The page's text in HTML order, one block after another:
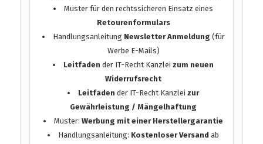
Muster für den rechtssicheren Einsatz eines
Retourenformulars
Handlungsanleitung Newsletter Anmeldung (für
Werbe E-Mails)
Leitfaden der IT-Recht Kanzleizum neuen
Widerrufsrecht
Leitfaden der IT-Recht Kanzleizur
Gewährleistung / Mängelhaftung
Muster:Werbung mit einer Herstellergarantie
Handlungsanleitung: Kostenloser Versand ab